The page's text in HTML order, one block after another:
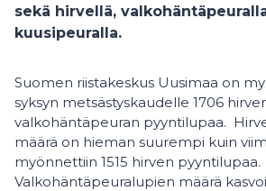
sekä hirvellä,
kuusipeuralla.
Suomen riistakeskus Uusimaa on
syksyn metsästyskaudelle 1706
valkohäntäpeuran pyyntilupaa.
määrä on hieman suurempi kuin
myönnettiin 1515 hirven pyyntilupaa.
Valkohäntäpeuralupien määrä